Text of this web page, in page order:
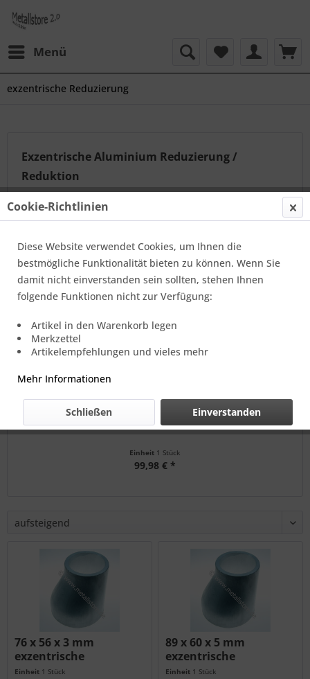
Menü
exzentrische Reduzierung
Exzentrische Aluminium Reduzierung /
Reduktion
Eine Übersicht über unsere exzentrischen Aluminium
Reduzierungen im Maß von 31 bis 711 mm, nahtloser
Topseller
159 x 108 x 4 mm exzentrische Reduzierung AlMgSi
Einheit 1 Stück
99,98 € *
76 x 56 x 3 mm
exzentrische
Reduzierung AlMgSi
Einheit 1 Stück
89 x 60 x 5 mm
exzentrische
Reduzierung AlMgSi
Einheit 1 Stück
Cookie-Richtlinien
Diese Website verwendet Cookies, um Ihnen die
bestmögliche Funktionalität bieten zu können. Wenn Sie
damit nicht einverstanden sein sollten, stehen Ihnen
folgende Funktionen nicht zur Verfügung:
Artikel in den Warenkorb legen
Merkzettel
Artikelempfehlungen und vieles mehr
Mehr Informationen
Einverstanden
Schließen